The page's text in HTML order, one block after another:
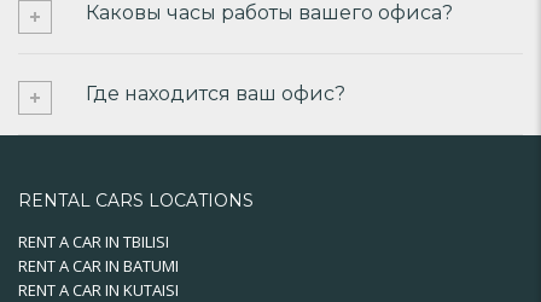
Каковы часы работы вашего офиса?
Где находится ваш офис?
RENTAL CARS LOCATIONS
RENT A CAR IN TBILISI
RENT A CAR IN BATUMI
RENT A CAR IN KUTAISI